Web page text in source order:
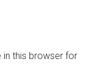
in this browser for